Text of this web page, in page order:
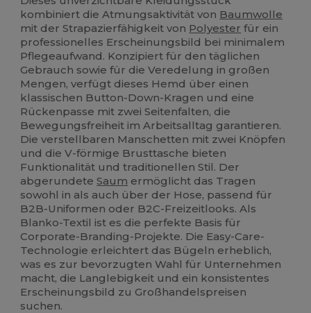
kombiniert die Atmungsaktivität von Baumwolle
mit der Strapazierfähigkeit von Polyester für ein
professionelles Erscheinungsbild bei minimalem
Pflegeaufwand. Konzipiert für den täglichen
Gebrauch sowie für die Veredelung in großen
Mengen, verfügt dieses Hemd über einen
klassischen Button-Down-Kragen und eine
Rückenpasse mit zwei Seitenfalten, die
Bewegungsfreiheit im Arbeitsalltag garantieren.
Die verstellbaren Manschetten mit zwei Knöpfen
und die V-förmige Brusttasche bieten
Funktionalität und traditionellen Stil. Der
abgerundeteSaum ermöglicht das Tragen
sowohl in als auch über der Hose, passend für
B2B-Uniformen oder B2C-Freizeitlooks. Als
Blanko-Textil ist es die perfekte Basis für
Corporate-Branding-Projekte. Die Easy-Care-
Technologie erleichtert das Bügeln erheblich,
was es zur bevorzugten Wahl für Unternehmen
macht, die Langlebigkeit und ein konsistentes
Erscheinungsbild zu Großhandelspreisen
suchen.